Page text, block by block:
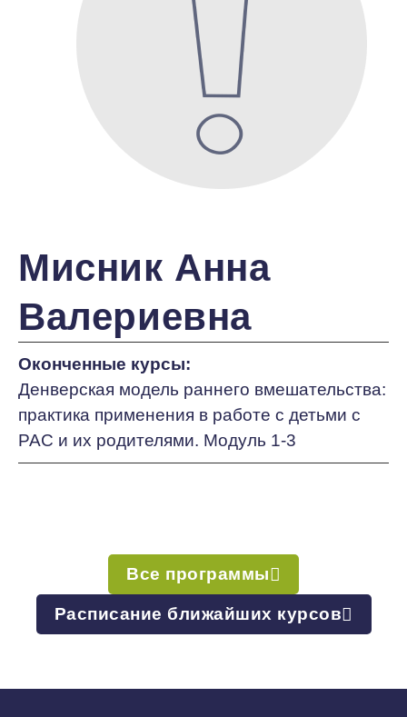
Мисник Анна
Валериевна
Оконченные курсы:
Денверская модель раннего вмешательства:
практика применения в работе с детьми с
РАС и их родителями. Модуль 1-3
Все программы
Расписание ближайших курсов